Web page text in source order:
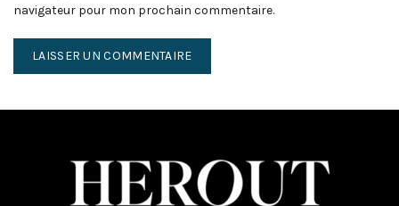
navigateur pour mon prochain commentaire.